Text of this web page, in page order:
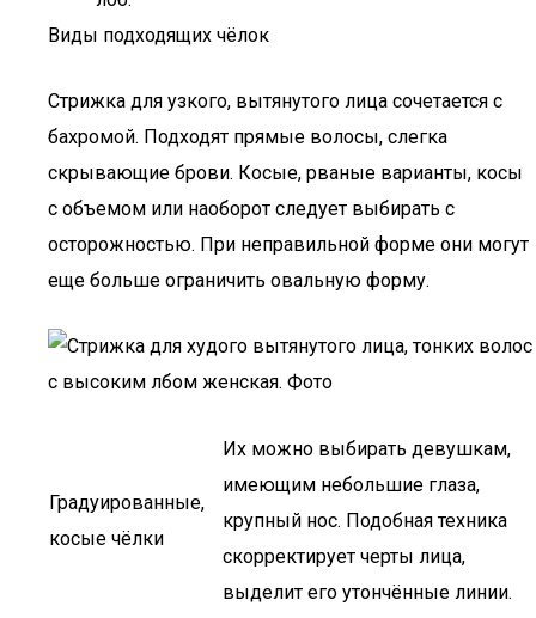
Виды подходящих чёлок
Стрижка для узкого, вытянутого лица сочетается с
бахромой. Подходят прямые волосы, слегка
скрывающие брови. Косые, рваные варианты, косы
с объемом или наоборот следует выбирать с
осторожностью. При неправильной форме они могут
еще больше ограничить овальную форму.
Градуированные,
косые чёлки
Их можно выбирать девушкам,
имеющим небольшие глаза,
крупный нос. Подобная техника
скорректирует черты лица,
выделит его утончённые линии.